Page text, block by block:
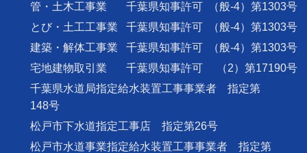
管・土木工事業
千葉県知事許可
（般-4）第1303号
とび・土工工事業
千葉県知事許可
（般-4）第1303号
建築・解体工事業
千葉県知事許可
（般-4）第1303号
宅地建物取引業
千葉県知事許可
（2）第17190号
千葉県水道局指定給水装置工事事業者 指定第
148号
松戸市下水道指定工事店 指定第26号
松戸市水道事業指定給水装置工事事業者 指定第